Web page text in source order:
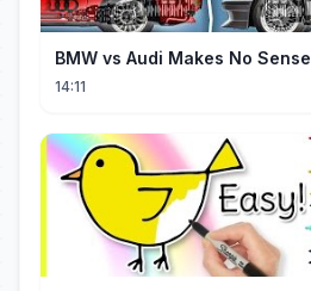
BMW vs Audi Makes No Sense
14:11